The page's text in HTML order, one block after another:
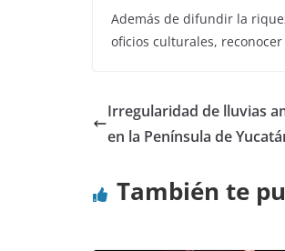
Además de difundir la
oficios culturales,
Irregularidad de lluvias
en la Península de
También te